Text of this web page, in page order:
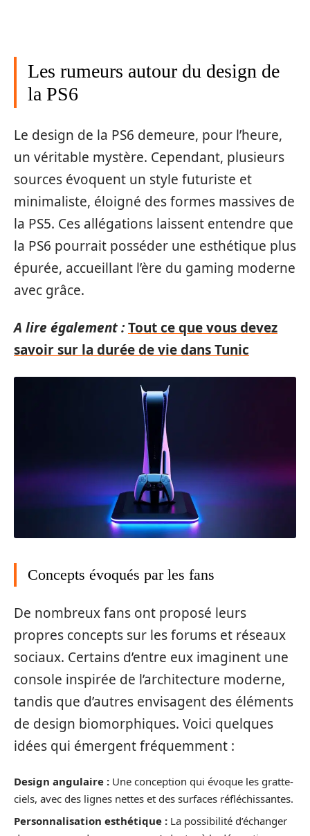
Les rumeurs autour du design de
la PS6
Le design de la PS6 demeure, pour l’heure,
un véritable mystère. Cependant, plusieurs
sources évoquent un style futuriste et
minimaliste, éloigné des formes massives de
la PS5. Ces allégations laissent entendre que
la PS6 pourrait posséder une esthétique plus
épurée, accueillant l’ère du gaming moderne
avec grâce.
A lire également :Tout ce que vous devez
savoir sur la durée de vie dans Tunic
Concepts évoqués par les fans
De nombreux fans ont proposé leurs
propres concepts sur les forums et réseaux
sociaux. Certains d’entre eux imaginent une
console inspirée de l’architecture moderne,
tandis que d’autres envisagent des éléments
de design biomorphiques. Voici quelques
idées qui émergent fréquemment :
Design angulaire : Une conception qui évoque les gratte-
ciels, avec des lignes nettes et des surfaces réfléchissantes.
Personnalisation esthétique : La possibilité d’échanger